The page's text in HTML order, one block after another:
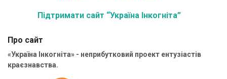
Підтримати сайт “Україна Інкогніта”
Про сайт
«Україна Інкогніта» - неприбутковий проект ентузіастів
краєзнавства.